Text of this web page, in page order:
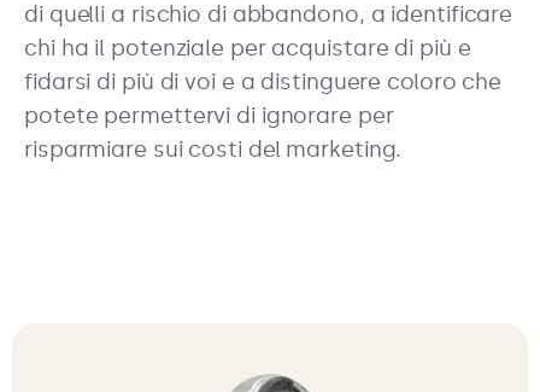
di quelli a rischio di abbandono, a identificare
chi ha il potenziale per acquistare di più e
fidarsi di più di voi e a distinguere coloro che
potete permettervi di ignorare per
risparmiare sui costi del marketing.